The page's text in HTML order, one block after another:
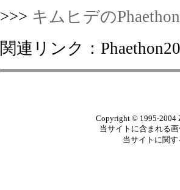
>>> キムヒデの
関連リンク：
Copyright © 1995-2004
当サイトに含まれる
当サイトに関